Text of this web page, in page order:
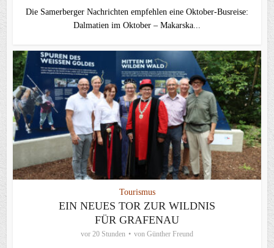
Die Samerberger Nachrichten empfehlen eine Oktober-Busreise:
Dalmatien im Oktober – Makarska...
Tourismus
EIN NEUES TOR ZUR WILDNIS
FÜR GRAFENAU
vor 20 Stunden von Günther Freund